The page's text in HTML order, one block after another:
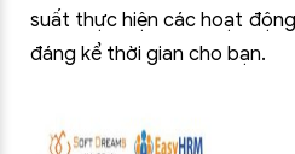
suất thực hiện các hoạt
đáng kể thời gian cho bạn.